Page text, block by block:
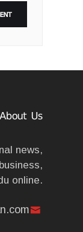
About Us
news,
online.